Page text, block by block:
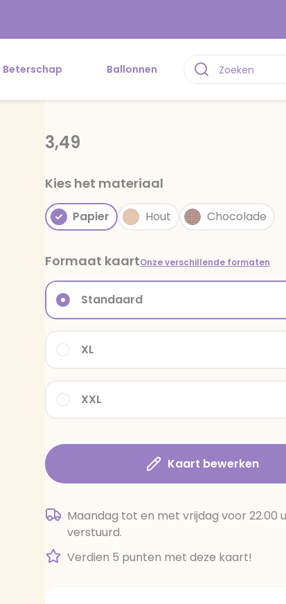
Beterschap Ballonnen
3,49
Kies het materiaal
Papier Hout Chocolade
Formaat kaartOnze verschillende formaten
XXL
XL
Standaard
Kaart bewerken
Maandag tot en met vrijdag voor 22.00
verstuurd.
Verdien 5 punten met deze kaart!